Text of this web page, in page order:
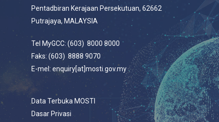
Pentadbiran Kerajaan Persekutuan, 62662
Putrajaya, MALAYSIA
Tel MyGCC: (603) 8000 8000
Faks: (603) 8888 9070
E-mel: enquiry[at]mosti.gov.my
Data Terbuka MOSTI
Dasar Privasi